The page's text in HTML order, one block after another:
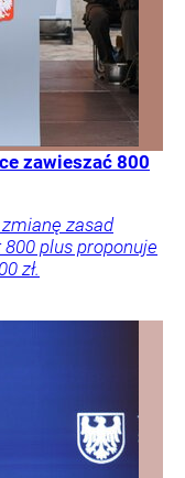
zawieszać 800
zasad
plus proponuje
zł.